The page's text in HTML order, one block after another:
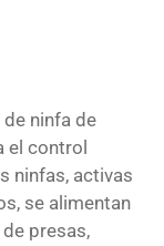
ninfa de
el control
ninfas, activas
se alimentan
presas,